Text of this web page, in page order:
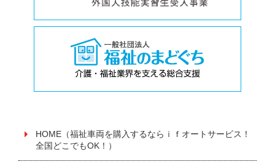
HOME（福祉車両を購入するならｉｆオートサービス！
全国どこでもOK！）